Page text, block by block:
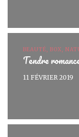
BEAUTÉ, BOX,
Tendre
11 FÉVRIER 2019